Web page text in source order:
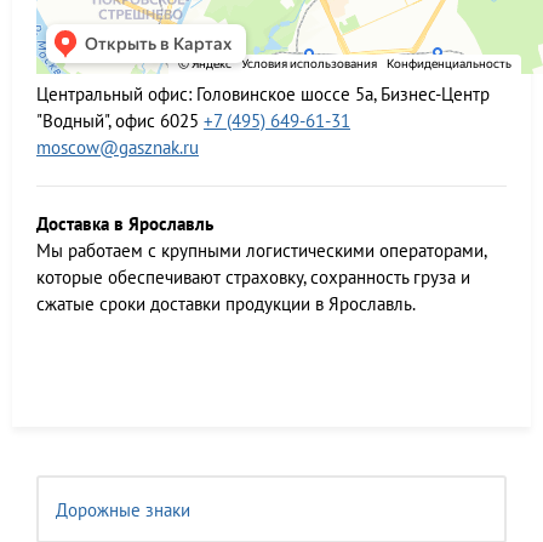
Дорожные знаки
Центральный офис: Головинское шоссе 5а, Бизнес-Центр
"Водный", офис 6025 +7 (495) 649-61-31
moscow@gasznak.ru
Доставка в Ярославль
Мы работаем c крупными логистическими операторами,
которые обеспечивают страховку, сохранность груза и
сжатые сроки доставки продукции в Ярославль.